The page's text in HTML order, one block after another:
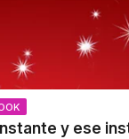
y ese